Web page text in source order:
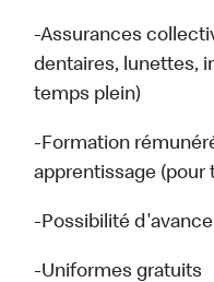
-Assurances
dentaires, lunettes,
temps plein)
-Formation
apprentissage (pour
-Possibilité
-Uniformes gratuits